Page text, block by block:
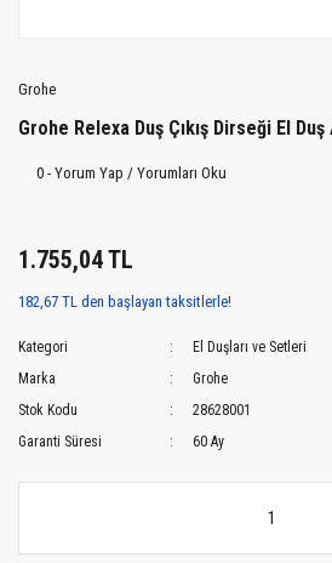
Grohe
Grohe Relexa Duş Çıkış Dirseği El Duş
0 - Yorum Yap / Yorumları Oku
1.755,04 TL
182,67 TL den başlayan taksitlerle!
Kategori
El Duşları ve Setleri
Marka
Grohe
Stok Kodu
28628001
Garanti Süresi
60 Ay